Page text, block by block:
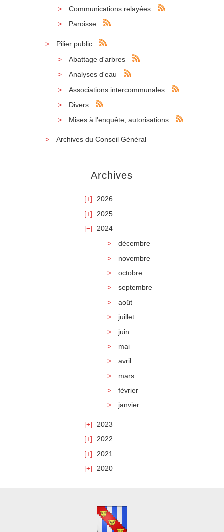
Communications relayées
Paroisse
Pilier public
Abattage d'arbres
Analyses d'eau
Associations intercommunales
Divers
Mises à l'enquête, autorisations
Archives du Conseil Général
Archives
2026
2025
2024
décembre
novembre
octobre
septembre
août
juillet
juin
mai
avril
mars
février
janvier
2023
2022
2021
2020